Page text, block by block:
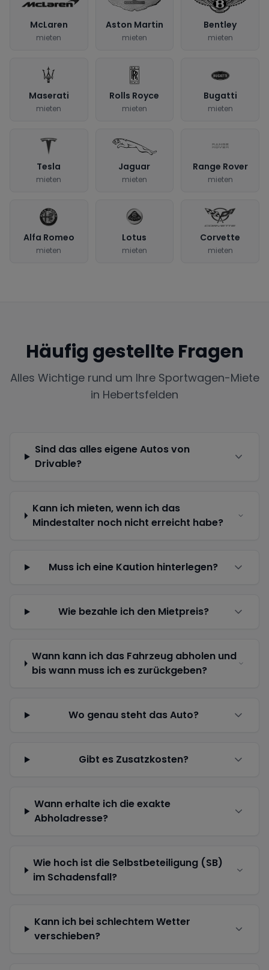
McLaren
mieten
Aston Martin
mieten
Bentley
mieten
Maserati
mieten
Rolls Royce
mieten
Bugatti
mieten
Tesla
mieten
Jaguar
mieten
Range Rover
mieten
Alfa Romeo
mieten
Lotus
mieten
Corvette
mieten
Häufig gestellte Fragen
Alles Wichtige rund um Ihre Sportwagen-Miete
in Hebertsfelden
Sind das alles eigene Autos von
Drivable?
Kann ich mieten, wenn ich das
Mindestalter noch nicht erreicht habe?
Muss ich eine Kaution hinterlegen?
Wie bezahle ich den Mietpreis?
Wann kann ich das Fahrzeug abholen und
bis wann muss ich es zurückgeben?
Wo genau steht das Auto?
Gibt es Zusatzkosten?
Wann erhalte ich die exakte
Abholadresse?
Wie hoch ist die Selbstbeteiligung (SB)
im Schadensfall?
Kann ich bei schlechtem Wetter
verschieben?